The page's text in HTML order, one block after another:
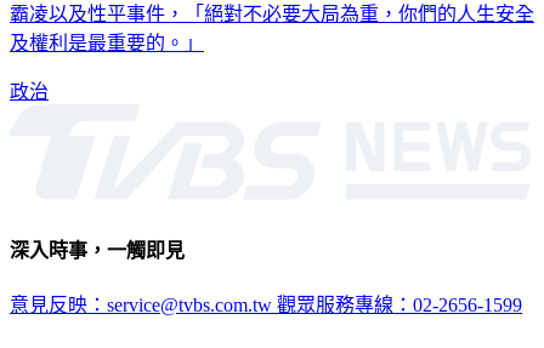
霸凌以及性平事件，「絕對不必要大局為重，你們的人生安全
及權利是最重要的。」
政治
深入時事，一觸即見
意見反映：service@tvbs.com.tw 觀眾服務專線：02-2656-1599